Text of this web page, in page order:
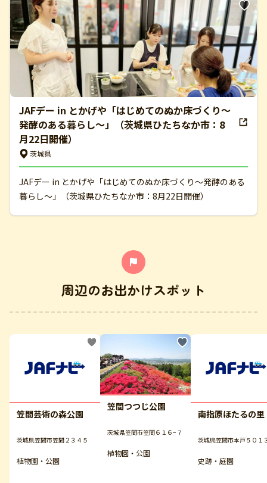
JAFデー in とかげや「はじめてのぬか床づくり～
発酵のある暮らし～」（茨城県ひたちなか市：8
月22日開催）
茨城県
JAFデー in とかげや「はじめてのぬか床づくり～発酵のある
暮らし～」（茨城県ひたちなか市：8月22日開催）
周辺のお出かけスポット
笠間芸術の森公園
茨城県笠間市笠間２３４５
植物園・公園
笠間つつじ公園
茨城県笠間市笠間６１６−７
植物園・公園
南指原ほたるの里
茨城県笠間市本戸５０１
史跡・庭園